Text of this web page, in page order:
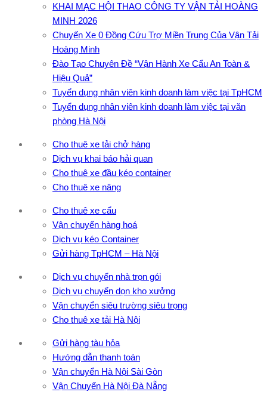
KHAI MẠC HỘI THAO CÔNG TY VẬN TẢI HOÀNG
MINH 2026
Chuyến Xe 0 Đồng Cứu Trợ Miền Trung Của Vận Tải
Hoàng Minh
Đào Tạo Chuyên Đề “Vận Hành Xe Cẩu An Toàn &
Hiệu Quả”
Tuyển dụng nhân viên kinh doanh làm việc tại TpHCM
Tuyển dụng nhân viên kinh doanh làm việc tại văn
phòng Hà Nội
Cho thuê xe tải chở hàng
Dịch vụ khai báo hải quan
Cho thuê xe đầu kéo container
Cho thuê xe nâng
Cho thuê xe cẩu
Vận chuyển hàng hoá
Dịch vụ kéo Container
Gửi hàng TpHCM – Hà Nội
Dịch vụ chuyển nhà trọn gói
Dịch vụ chuyển dọn kho xưởng
Vận chuyển siêu trường siêu trọng
Cho thuê xe tải Hà Nội
Gửi hàng tàu hỏa
Hướng dẫn thanh toán
Vận chuyển Hà Nội Sài Gòn
Vận Chuyển Hà Nội Đà Nẵng